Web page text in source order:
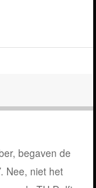
begaven de
Nee, niet het